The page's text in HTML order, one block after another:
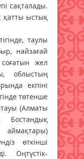
сақталады.
қатты ыстық
таулы
найзағай
соғатын жел
облыстың
екпіні
төтенше
(Алматы
өткінші
Оңтүстік-